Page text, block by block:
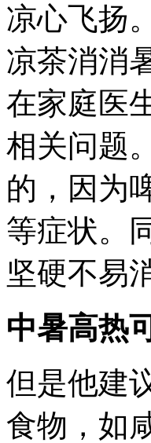
凉心飞扬
凉茶消消
在家庭医
相关问题
的，因为
等症状。
坚硬不易
中暑高热
但是他建
食物，如